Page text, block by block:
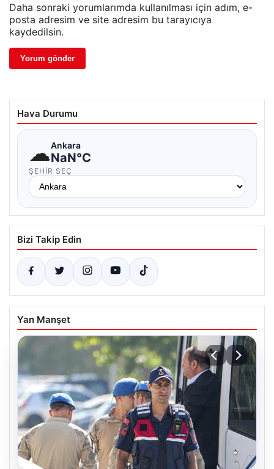
Daha sonraki yorumlarımda kullanılması için adım, e-
posta adresim ve site adresim bu tarayıcıya
kaydedilsin.
Hava Durumu
☁Ankara
NaN°C
ŞEHIR SEÇ
Bizi Takip Edin
Yan Manşet